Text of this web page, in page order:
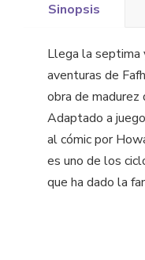
Sinopsis
Llega la septima
aventuras de
obra de madurez
Adaptado a
al cómic por
es uno de los
que ha dado la